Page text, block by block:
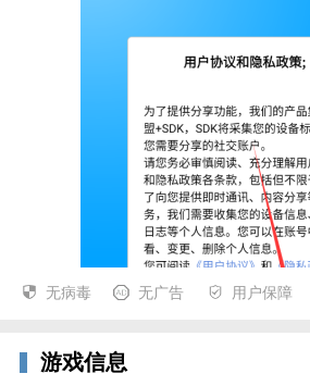
无病毒 无广告 用户保障
游戏信息